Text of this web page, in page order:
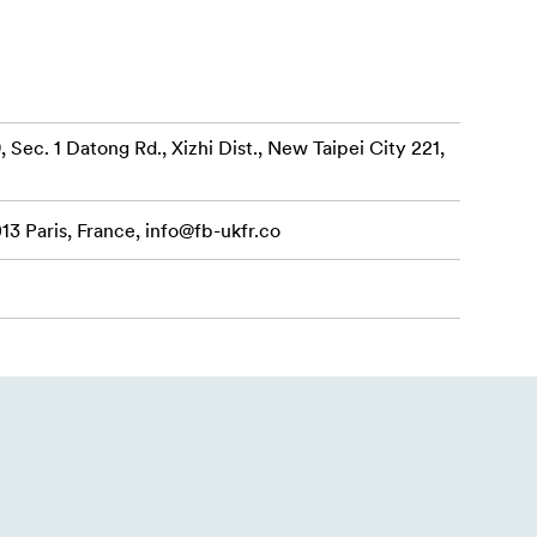
1 Datong Rd., Xizhi Dist., New Taipei City 221,
Paris, France, info@fb-ukfr.co